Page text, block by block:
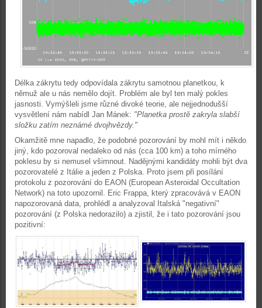
Délka zákrytu tedy odpovídala zákrytu samotnou planetkou, k
němuž ale u nás nemělo dojít. Problém ale byl ten malý pokles
jasnosti. Vymýšleli jsme různé divoké teorie, ale nejjednodušší
vysvětlení nám nabídl Jan Mánek: "Planetka prostě zakryla slabší
složku zatím neznámé dvojhvězdy."
Okamžitě mne napadlo, že podobné pozorování by mohl mít i někdo
jiný, kdo pozoroval nedaleko od nás (cca 100 km) a toho mírného
poklesu by si nemusel všimnout. Nadějnými kandidáty mohli být dva
pozorovatelé z Itálie a jeden z Polska. Proto jsem při posílání
protokolu z pozorování do EAON (European Asteroidal Occultation
Network) na toto upozornil. Eric Frappa, který zpracovává v EAON
napozorovaná data, prohlédl a analyzoval Italská "negativní"
pozorování (z Polska nedorazilo) a zjistil, že i tato pozorování jsou
pozitivní: